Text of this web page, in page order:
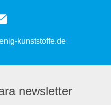
kunststoffe.de
newsletter